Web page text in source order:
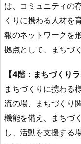
は、コミュニティの
くりに携わる人材を
報のネットワークを
拠点として、まちづ
【4階：まちづくりラ
まちづくりに携わる
流の場、まちづくり
機能を備え、まちづ
し、活動を支援する